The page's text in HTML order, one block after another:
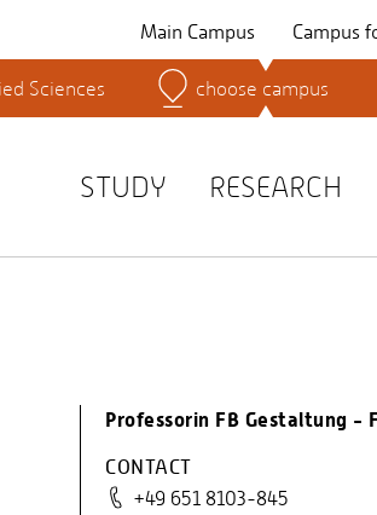
Main Campus Campus
Search for persons
Sciences choose campus
STUDY RESEARCH
Professorin FB Gestaltung -
CONTACT
+49 651 8103-845